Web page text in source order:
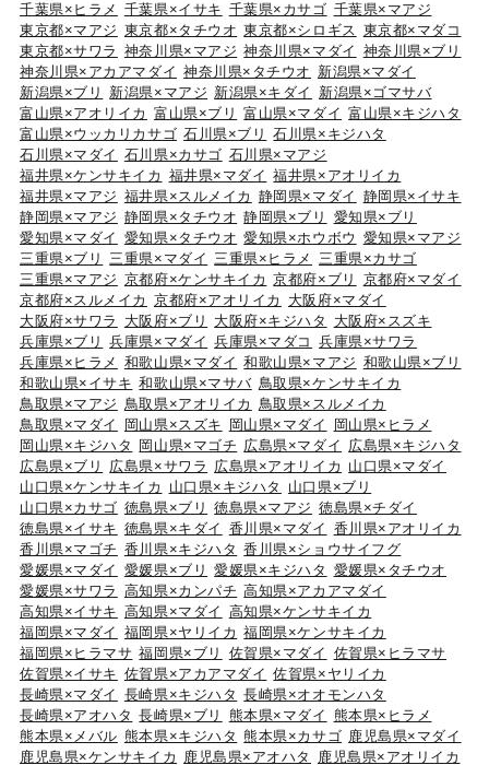
千葉県×ヒラメ 千葉県×イサキ 千葉県×カサゴ 千葉県×マアジ
東京都×マアジ 東京都×タチウオ 東京都×シロギス 東京都×マダコ
東京都×サワラ 神奈川県×マアジ 神奈川県×マダイ 神奈川県×ブリ
神奈川県×アカアマダイ 神奈川県×タチウオ 新潟県×マダイ
新潟県×ブリ
新潟県×マアジ 新潟県×キダイ
新潟県×ゴマサバ
富山県×アオリイカ 富山県×ブリ 富山県×マダイ 富山県×キジハタ
富山県×ウッカリカサゴ 石川県×ブリ
石川県×キジハタ
石川県×マダイ 石川県×カサゴ 石川県×マアジ
福井県×ケンサキイカ 福井県×マダイ 福井県×アオリイカ
福井県×マアジ 福井県×スルメイカ 静岡県×マダイ 静岡県×イサキ
静岡県×マアジ 静岡県×タチウオ 静岡県×ブリ
愛知県×ブリ
愛知県×マダイ 愛知県×タチウオ 愛知県×ホウボウ 愛知県×マアジ
三重県×ブリ
三重県×マダイ 三重県×ヒラメ
三重県×カサゴ
三重県×マアジ 京都府×ケンサキイカ 京都府×ブリ
京都府×マダイ
京都府×スルメイカ 京都府×アオリイカ
大阪府×マダイ
大阪府×サワラ
大阪府×ブリ 大阪府×キジハタ
大阪府×スズキ
兵庫県×ブリ
兵庫県×マダイ 兵庫県×マダコ
兵庫県×サワラ
兵庫県×ヒラメ 和歌山県×マダイ 和歌山県×マアジ 和歌山県×ブリ
和歌山県×イサキ 和歌山県×マサバ 鳥取県×ケンサキイカ
鳥取県×マアジ 鳥取県×アオリイカ 鳥取県×スルメイカ
鳥取県×マダイ
岡山県×スズキ 岡山県×マダイ
岡山県×ヒラメ
岡山県×キジハタ
岡山県×マゴチ 広島県×マダイ 広島県×キジハタ
広島県×ブリ
広島県×サワラ 広島県×アオリイカ 山口県×マダイ
山口県×ケンサキイカ
山口県×キジハタ
山口県×ブリ
山口県×カサゴ 徳島県×ブリ 徳島県×マアジ 徳島県×チダイ
徳島県×イサキ 徳島県×キダイ 香川県×マダイ 香川県×アオリイカ
香川県×マゴチ 香川県×キジハタ 香川県×ショウサイフグ
愛媛県×マダイ 愛媛県×ブリ 愛媛県×キジハタ 愛媛県×タチウオ
愛媛県×サワラ 高知県×カンパチ 高知県×アカアマダイ
高知県×イサキ 高知県×マダイ 高知県×ケンサキイカ
福岡県×マダイ 福岡県×ヤリイカ 福岡県×ケンサキイカ
福岡県×ヒラマサ 福岡県×ブリ 佐賀県×マダイ 佐賀県×ヒラマサ
佐賀県×イサキ 佐賀県×アカアマダイ 佐賀県×ヤリイカ
長崎県×マダイ 長崎県×キジハタ 長崎県×オオモンハタ
長崎県×アオハタ 長崎県×ブリ 熊本県×マダイ 熊本県×ヒラメ
熊本県×メバル 熊本県×キジハタ 熊本県×カサゴ 鹿児島県×マダイ
鹿児島県×ケンサキイカ 鹿児島県×アオハタ 鹿児島県×アオリイカ